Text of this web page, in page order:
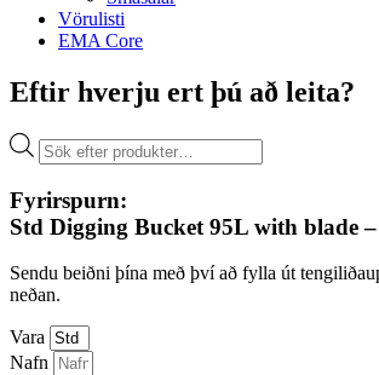
Vörulisti
EMA Core
Eftir hverju ert þú að leita?
Products
search
Fyrirspurn:
Std Digging Bucket 95L with blade
Sendu beiðni þína með því að fylla út
neðan.
Vara
Nafn